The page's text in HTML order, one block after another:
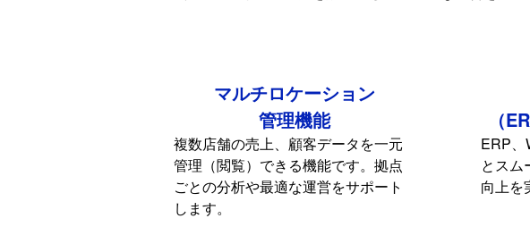
マルチロケーション
管理機能
複数店舗の売上、顧客データを一元
管理（閲覧）できる機能です。拠点
ごとの分析や最適な運営をサポート
します。
（
ERP、
とスム
向上を